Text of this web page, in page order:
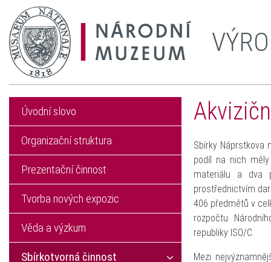
Sbírky Náprstkova
podíl na nich
materiálu a dva
prostřednictvím
406 předmětů v
rozpočtu
republiky ISO/C.
Mezi
Úvodní slovo
Organizační struktura
Prezentační činnost
Tvorba nových expozic
Věda a výzkum
Sbírkotvorná činnost